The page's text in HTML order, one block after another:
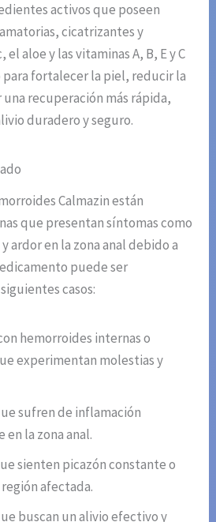
activos que poseen
cicatrizantes y
aloe y las vitaminas A, B, E y C
fortalecer la piel, reducir la
recuperación más rápida,
duradero y seguro.
Calmazin están
que presentan síntomas como
ardor en la zona anal debido a
puede ser
casos:
hemorroides internas o
experimentan molestias y
sufren de inflamación
la zona anal.
sienten picazón constante o
afectada.
buscan un alivio efectivo y